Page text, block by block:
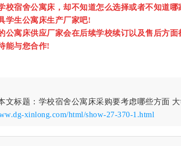
校宿舍公寓床，却不知道怎么选择或者不知道
学生公寓床生产厂家吧!
寓床供应厂家会在后续学校续订以及售后方面
能与您合作!
文标题：学校宿舍公寓床采购要考虑哪些方面
xinlong.com/html/show-27-370-1.html